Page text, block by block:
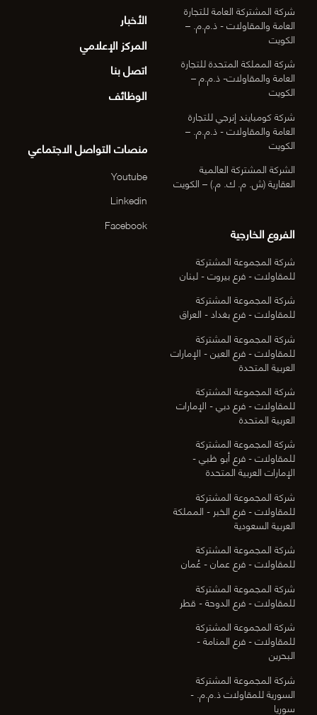
شركة المشتركة العامة للتجارة
العامة والمقاولات - ذ.م.م. –
الكويت
شركة المملكة المتحدة للتجارة
العامة والمقاولات- ذ.م.م –
الكويت
شركة كومبايند إنرجي للتجارة
العامة والمقاولات - ذ.م.م. –
الكويت
الشركة المشتركة العالمية
العقارية (ش. م. ك. م.) – الكويت
الفروع الخارجية
شركة المجموعة المشتركة
للمقاولات - فرع بيروت - لبنان
شركة المجموعة المشتركة
للمقاولات - فرع بغداد - العراق
شركة المجموعة المشتركة
للمقاولات - فرع العين - الإمارات
العربية المتحدة
شركة المجموعة المشتركة
للمقاولات - فرع دبي - الإمارات
العربية المتحدة
شركة المجموعة المشتركة
للمقاولات - فرع أبو ظبي -
الإمارات العربية المتحدة
شركة المجموعة المشتركة
للمقاولات - فرع الخبر - المملكة
العربية السعودية
شركة المجموعة المشتركة
للمقاولات - فرع عمان - عُمان
شركة المجموعة المشتركة
للمقاولات - فرع الدوحة - قطر
شركة المجموعة المشتركة
للمقاولات - فرع المنامة -
البحرين
شركة المجموعة المشتركة
السورية للمقاولات ذ.م.م. -
سوريا
الأخبار
المركز الإعلامي
اتصل بنا
الوظائف
منصات التواصل الاجتماعي
Youtube
Linkedin
Facebook